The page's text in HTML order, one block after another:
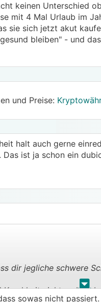
keinen Unterschied
mit 4 Mal Urlaub im
sie sich jetzt akut
bleiben" - und
und Preise:
halt auch gerne
Das ist ja schon ein
. .
dir jegliche schwere
Krankheit nicht mehr
sowas nicht